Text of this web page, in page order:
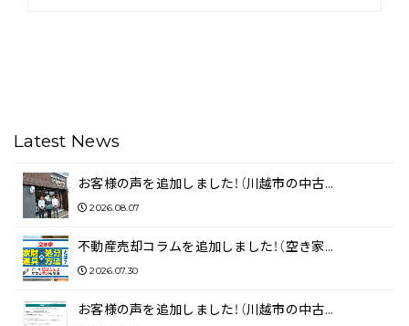
Latest News
お客様の声を追加しました！（川越市の中古…
2026.08.07
不動産売却コラムを追加しました！（空き家…
2026.07.30
お客様の声を追加しました！（川越市の中古…